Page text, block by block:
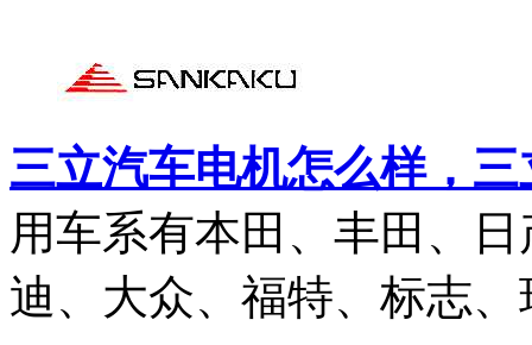
三立汽车电机怎么样，
用车系有本田、丰田、
迪、大众、福特、标志